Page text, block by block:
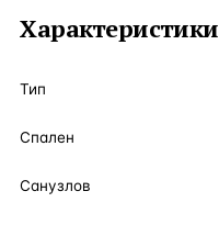
Характеристики
Тип
Спален
Санузлов